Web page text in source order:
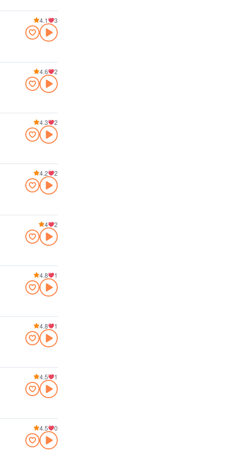
4.1 3
4.6 2
4.3 2
4.2 2
4 2
4.8 1
4.8 1
4.5 1
4.5 0